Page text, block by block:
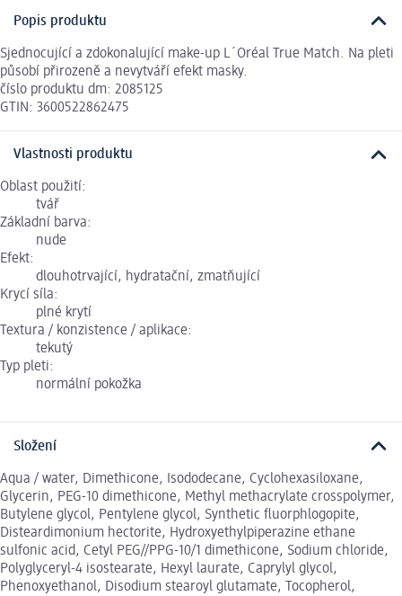
Popis produktu
Sjednocující a zdokonalující make-up L´Oréal True Match. Na pleti
působí přirozeně a nevytváří efekt masky.
číslo produktu dm: 2085125
GTIN: 3600522862475
Vlastnosti produktu
Oblast použití:
tvář
Základní barva:
nude
Efekt:
dlouhotrvající, hydratační, zmatňující
Krycí síla:
plné krytí
Textura / konzistence / aplikace:
tekutý
Typ pleti:
normální pokožka
Složení
Aqua / water, Dimethicone, Isododecane, Cyclohexasiloxane,
Glycerin, PEG-10 dimethicone, Methyl methacrylate crosspolymer,
Butylene glycol, Pentylene glycol, Synthetic fluorphlogopite,
Disteardimonium hectorite, Hydroxyethylpiperazine ethane
sulfonic acid, Cetyl PEG//PPG-10/1 dimethicone, Sodium chloride,
Polyglyceryl-4 isostearate, Hexyl laurate, Caprylyl glycol,
Phenoxyethanol, Disodium stearoyl glutamate, Tocopherol,